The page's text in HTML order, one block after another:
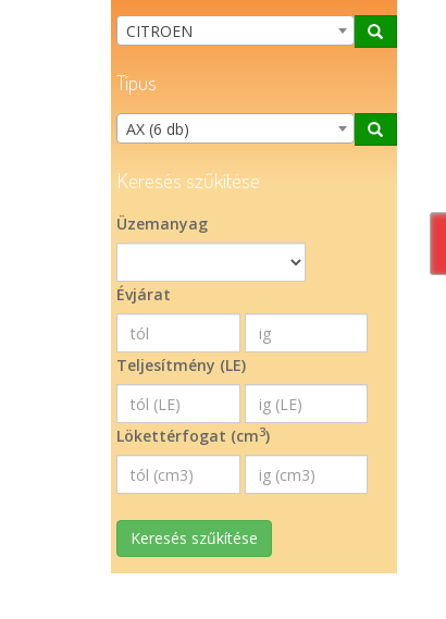
CITROEN
Típus
AX (6 db)
Keresés szűkítése
Üzemanyag
Évjárat
Teljesítmény (LE)
Lökettérfogat (cm3)
Keresés szűkítése